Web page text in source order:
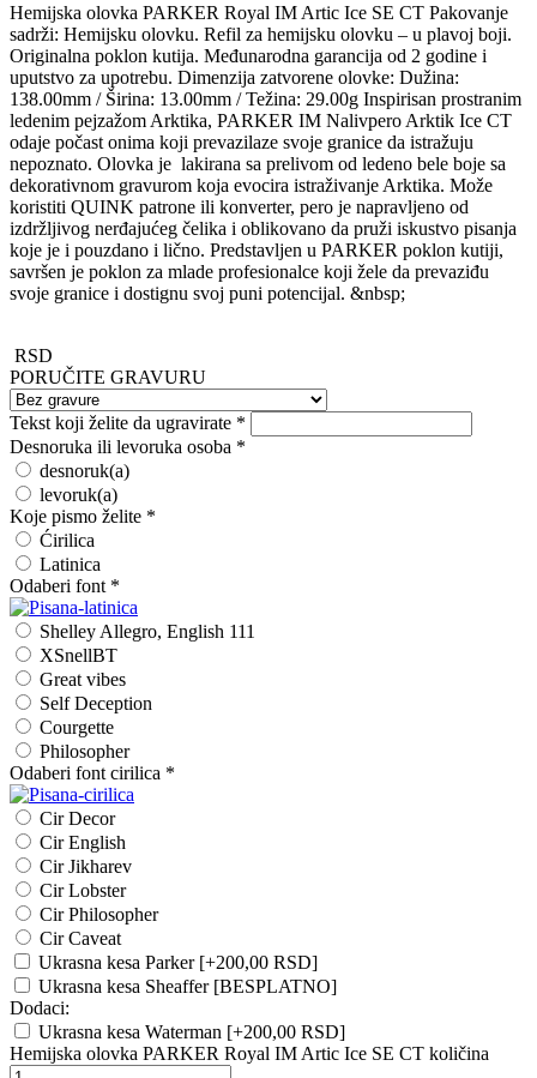
Hemijska olovka PARKER Royal IM Artic Ice SE CT Pakovanje
sadrži: Hemijsku olovku. Refil za hemijsku olovku – u plavoj boji.
Originalna poklon kutija. Međunarodna garancija od 2 godine i
uputstvo za upotrebu. Dimenzija zatvorene olovke: Dužina:
138.00mm / Širina: 13.00mm / Težina: 29.00g Inspirisan prostranim
ledenim pejzažom Arktika, PARKER IM Nalivpero Arktik Ice CT
odaje počast onima koji prevazilaze svoje granice da istražuju
nepoznato. Olovka je lakirana sa prelivom od ledeno bele boje sa
dekorativnom gravurom koja evocira istraživanje Arktika. Može
koristiti QUINK patrone ili konverter, pero je napravljeno od
izdržljivog nerđajućeg čelika i oblikovano da pruži iskustvo pisanja
koje je i pouzdano i lično. Predstavljen u PARKER poklon kutiji,
savršen je poklon za mlade profesionalce koji žele da prevaziđu
svoje granice i dostignu svoj puni potencijal. &nbsp;
RSD
PORUČITE GRAVURU
Tekst koji želite da ugravirate *
Desnoruka ili levoruka osoba *
desnoruk(a)
levoruk(a)
Koje pismo želite *
Ćirilica
Latinica
Odaberi font *
Shelley Allegro, English 111
XSnellBT
Great vibes
Self Deception
Courgette
Philosopher
Odaberi font cirilica *
Cir Decor
Cir English
Cir Jikharev
Cir Lobster
Cir Philosopher
Cir Caveat
Ukrasna kesa Parker [+200,00 RSD]
Ukrasna kesa Sheaffer [BESPLATNO]
Dodaci:
Ukrasna kesa Waterman [+200,00 RSD]
Hemijska olovka PARKER Royal IM Artic Ice SE CT količina